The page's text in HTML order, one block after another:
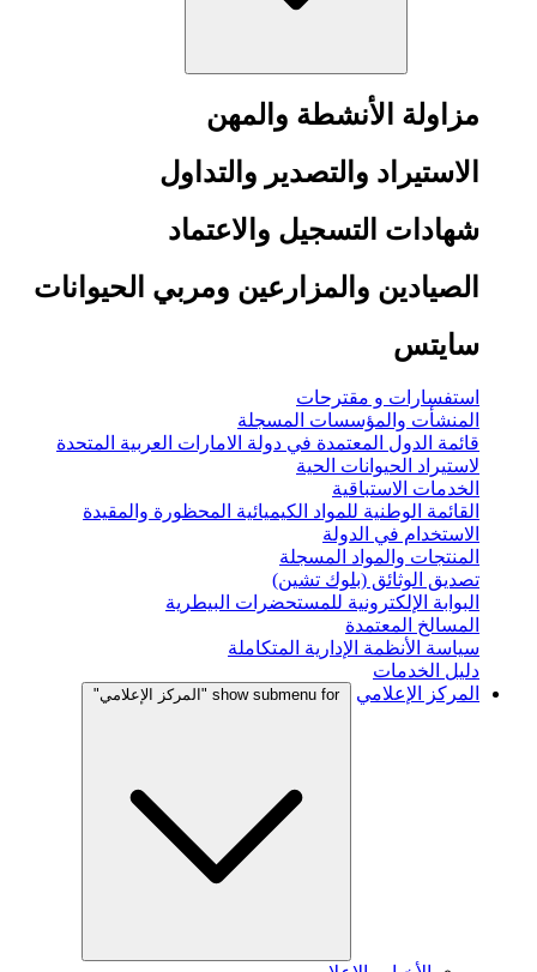
مزاولة الأنشطة والمهن
الاستيراد والتصدير والتداول
شهادات التسجيل والاعتماد
الصيادين والمزارعين ومربي الحيوانات
سايتس
استفسارات و مقترحات
المنشأت والمؤسسات المسجلة
قائمة الدول المعتمدة في دولة الامارات العربية المتحدة
لاستيراد الحيوانات الحية
الخدمات الاستباقية
القائمة الوطنية للمواد الكيميائية المحظورة والمقيدة
الاستخدام في الدولة
المنتجات والمواد المسجلة
تصديق الوثائق (بلوك تشين)
البوابة الإلكترونية للمستحضرات البيطرية
المسالخ المعتمدة
سياسة الأنظمة الإدارية المتكاملة
دليل الخدمات
المركز الإعلامي
show submenu for "المركز الإعلامي"